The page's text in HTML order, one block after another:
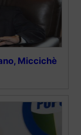
Miccichè